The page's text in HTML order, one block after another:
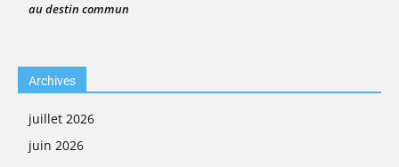
au destin commun
Archives
juillet 2026
juin 2026